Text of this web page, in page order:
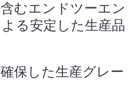
むエンドツーエン
る安定した生産品
保した生産グレー